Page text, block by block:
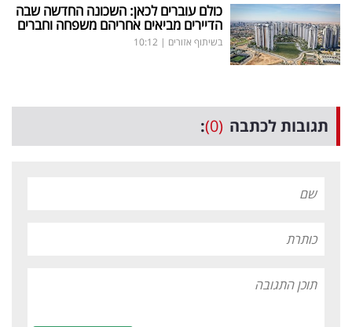
כולם עוברים לכאן: השכונה החדשה שבה
הדיירים מביאים אחריהם משפחה וחברים
בשיתוף אזורים |
10:12
תגובות לכתבה (0)
: